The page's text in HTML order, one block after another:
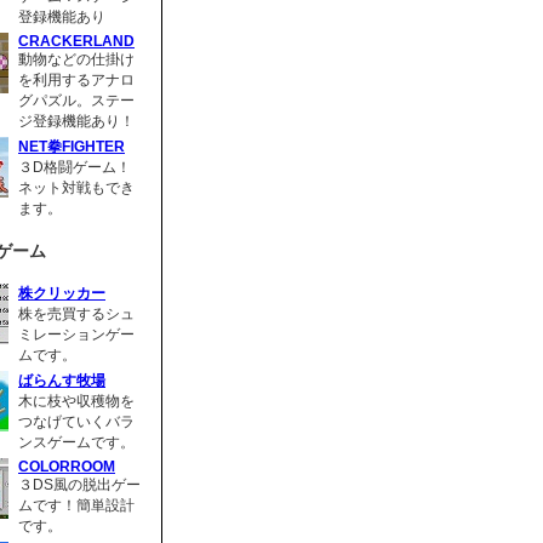
登録機能あり
CRACKERLAND
動物などの仕掛け
を利用するアナロ
グパズル。ステー
ジ登録機能あり！
NET拳FIGHTER
３D格闘ゲーム！
ネット対戦もでき
ます。
ーム
株クリッカー
株を売買するシュ
ミレーションゲー
ムです。
ばらんす牧場
木に枝や収穫物を
つなげていくバラ
ンスゲームです。
COLORROOM
３DS風の脱出ゲー
ムです！簡単設計
です。